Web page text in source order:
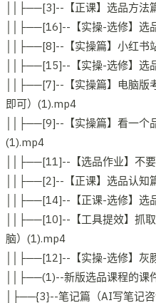
││├──[3]--【正课】选品方法
││├──[16]--【实操-选修】选
││├──[8]--【实操篇】小红书
││├──[15]--【实操-选修】选
││├──[7]--【实操篇】电脑版
即可）(1).mp4
││├──[9]--【实操篇】看一个
(1).mp4
││├──[11]--【选品作业】不
││├──[2]--【正课】选品认知
││├──[14]--【正课-选修】选
││├──[10]--【工具提效】抓
脑）(1).mp4
││├──[12]--【实操-选修】灰
││├──(1)--新版选品课程的课
│├──{3}--笔记篇（AI写笔记